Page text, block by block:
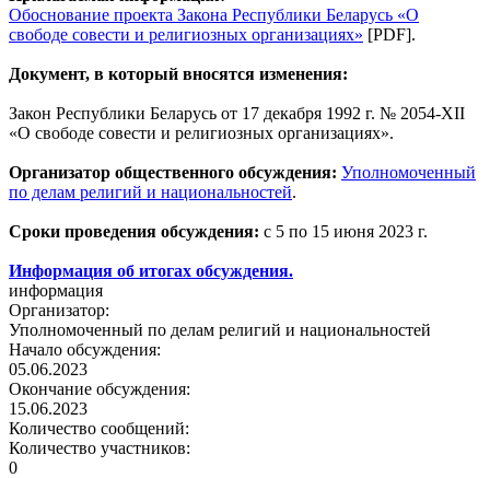
Обоснование проекта Закона Республики Беларусь «О
свободе совести и религиозных организациях» [PDF].
Документ, в который вносятся изменения:
Закон Республики Беларусь от 17 декабря 1992 г. № 2054-XІІ
«О свободе совести и религиозных организациях».
Организатор общественного обсуждения: Уполномоченный
по делам религий и национальностей.
Сроки проведения обсуждения: с 5 по 15 июня 2023 г.
Информация об итогах обсуждения.
информация
Организатор:
Уполномоченный по делам религий и национальностей
Начало обсуждения:
05.06.2023
Окончание обсуждения:
15.06.2023
Количество сообщений:
Количество участников:
0